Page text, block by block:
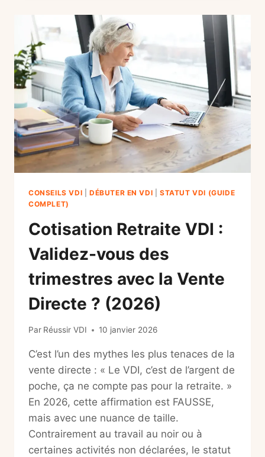
:
GAGNER
UN
SECOND
SALAIRE
LE
SOIR
(2026)
CONSEILS VDI DÉBUTER EN VDI |STATUT VDI (GUIDE
COMPLET)
Cotisation Retraite VDI :
Validez-vous des
trimestres avec la Vente
Directe ? (2026)
Par Réussir VDI 10 janvier 2026
C’est l’un des mythes les plus tenaces de la
vente directe : « Le VDI, c’est de l’argent de
poche, ça ne compte pas pour la retraite. »
En 2026, cette affirmation est FAUSSE,
mais avec une nuance de taille.
Contrairement au travail au noir ou à
certaines activités non déclarées, le statut